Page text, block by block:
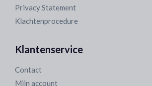
Privacy Statement
Klachtenprocedure
Klantenservice
Contact
Mijn account